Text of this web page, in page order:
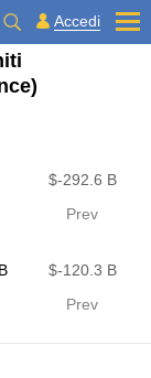
Accedi
$​-292.6 B
Prev
$​-120.3 B
Prev